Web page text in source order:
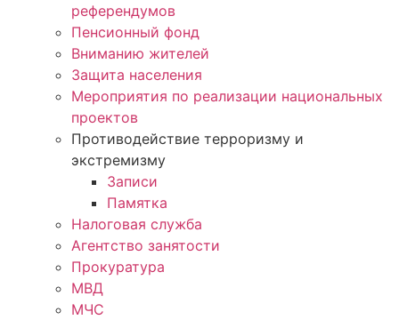
референдумов
Пенсионный фонд
Вниманию жителей
Защита населения
Мероприятия по реализации национальных
проектов
Противодействие терроризму и
экстремизму
Записи
Памятка
Налоговая служба
Агентство занятости
Прокуратура
МВД
МЧС